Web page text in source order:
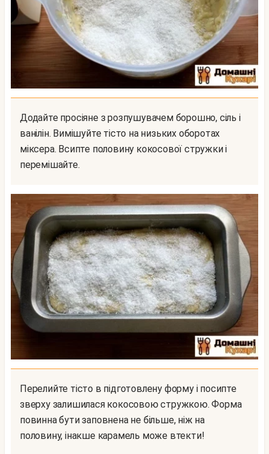
Додайте просіяне з розпушувачем борошно, сіль і
ванілін. Вимішуйте тісто на низьких оборотах
міксера. Всипте половину кокосової стружки і
перемішайте.
Перелийте тісто в підготовлену форму і посипте
зверху залишилася кокосовою стружкою. Форма
повинна бути заповнена не більше, ніж на
половину, інакше карамель може втекти!